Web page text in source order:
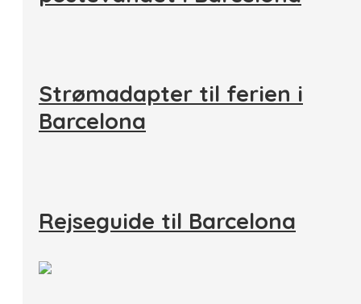
Strømadapter til ferien i
Barcelona
Rejseguide til Barcelona